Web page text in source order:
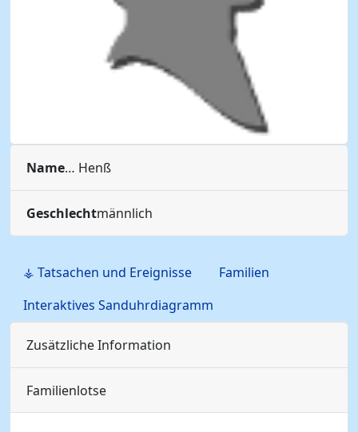
Name… Henß
Geschlechtmännlich
⚶ Tatsachen und Ereignisse
Familien
Interaktives Sanduhrdiagramm
Zusätzliche Information
Familienlotse